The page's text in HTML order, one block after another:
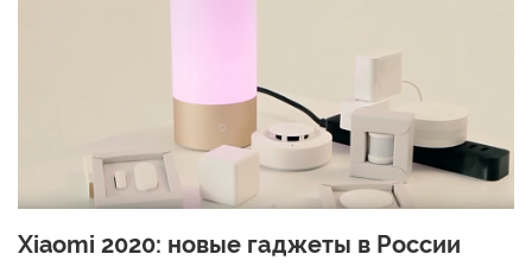
Xiaomi 2020: новые гаджеты в России